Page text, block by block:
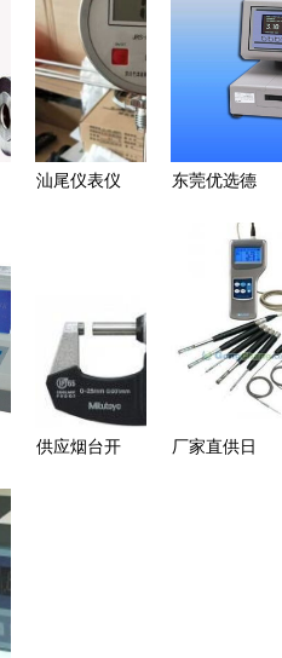
汕尾仪表仪
确力量
东莞优选德
粗糙度测定
仪——高效
精准，重塑
工业表面检
测新标准
供应烟台开
厂家直供日